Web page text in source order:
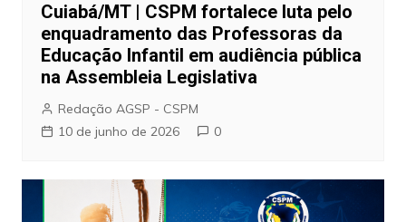
Cuiabá/MT | CSPM fortalece luta pelo
enquadramento das Professoras da
Educação Infantil em audiência pública
na Assembleia Legislativa
Redação AGSP - CSPM
10 de junho de 2026
0